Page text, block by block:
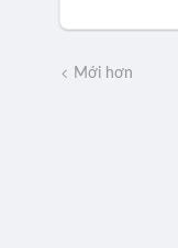
Mới hơn